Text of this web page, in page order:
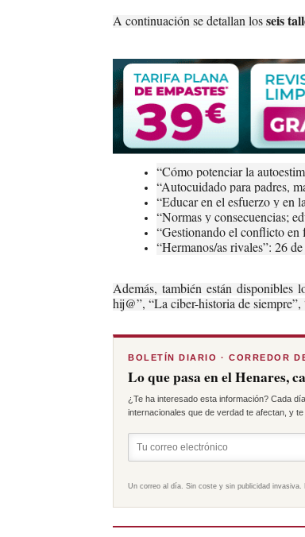
A continuación se detallan losseis
“Cómo potenciar la
“Autocuidado para padres,
“Educar en el esfuerzo y en
“Normas y consecuencias;
“Gestionando el conflicto en
“Hermanos/as rivales”: 26
Además, también están
hij@”, “La ciber-historia de
BOLETÍN DIARIO · CORREDOR
Lo que pasa en el Henares,
¿Te ha interesado esta información? Cada
internacionales que de verdad te afectan, y
Un correo al día. Sin coste y sin publicidad invasiva.